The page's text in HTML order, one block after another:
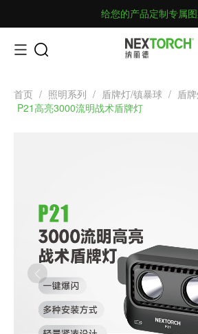
给您的产品定制专属
首页 / 照明系列 / 盾牌灯/镇暴球 / 盾
P21高亮3000流明战术盾牌灯